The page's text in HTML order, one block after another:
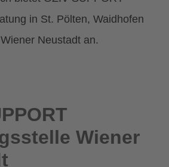
in St. Pölten, Waidhofen
Neustadt an.
Wiener